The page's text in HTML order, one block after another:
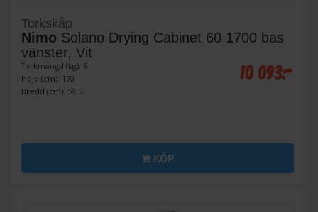
Torkskåp
Nimo Solano Drying Cabinet 60 1700 bas
vänster, Vit
Torkmängd (kg): 6
Höjd (cm): 170
Bredd (cm): 59.5
10 093:-
KÖP